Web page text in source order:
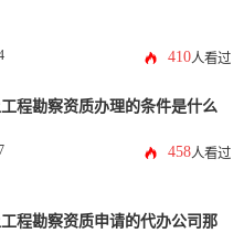
410人看过
程勘察资质办理的条件是什么
458人看过
程勘察资质申请的代办公司那